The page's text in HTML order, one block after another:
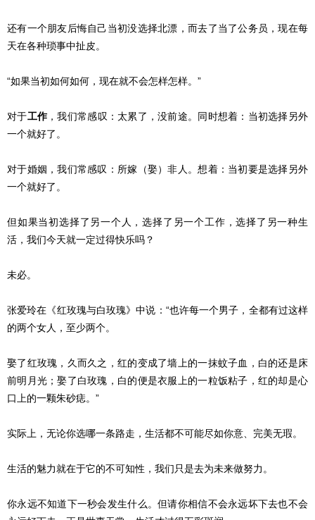
还有一个朋友后悔自己当初没选择北漂，而去了当了公务员，现在每
天在各种琐事中扯皮。
“如果当初如何如何，现在就不会怎样怎样。”
对于工作，我们常感叹：太累了，没前途。同时想着：当初选择另外
一个就好了。
对于婚姻，我们常感叹：所嫁（娶）非人。想着：当初要是选择另外
一个就好了。
但如果当初选择了另一个人，选择了另一个工作，选择了另一种生
活，我们今天就一定过得快乐吗？
未必。
张爱玲在《红玫瑰与白玫瑰》中说：“也许每一个男子，全都有过这样
的两个女人，至少两个。
娶了红玫瑰，久而久之，红的变成了墙上的一抹蚊子血，白的还是床
前明月光；娶了白玫瑰，白的便是衣服上的一粒饭粘子，红的却是心
口上的一颗朱砂痣。”
实际上，无论你选哪一条路走，生活都不可能尽如你意、完美无瑕。
生活的魅力就在于它的不可知性，我们只是去为未来做努力。
你永远不知道下一秒会发生什么。但请你相信不会永远坏下去也不会